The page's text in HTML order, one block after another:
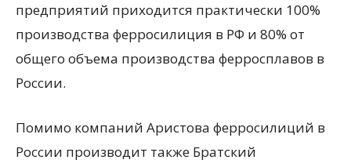
предприятий приходится практически 100%
производства ферросилиция в РФ и 80% от
общего объема производства ферросплавов в
России.
Помимо компаний Аристова ферросилиций в
России производит также Братский